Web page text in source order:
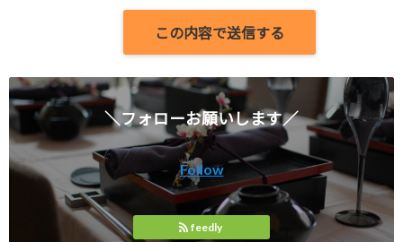
＼フォローお願いします／
Follow
feedly